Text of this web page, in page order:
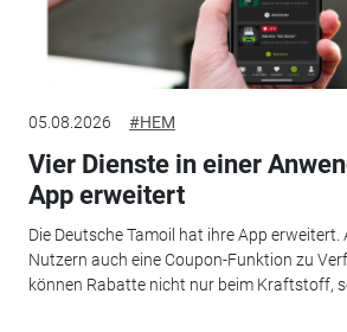
05.08.2026 #HEM
Vier Dienste in einer
App erweitert
Die Deutsche Tamoil hat ihre App
Nutzern auch eine Coupon-Funktion zu
können Rabatte nicht nur beim Kraftstoff,